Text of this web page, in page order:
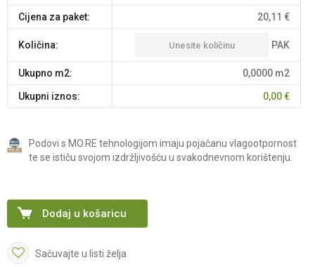
Cijena za paket: 20,11 €
Količina: PAK
Ukupno m2: 0,0000 m2
Ukupni iznos: 0,00€
Podovi s MO.RE tehnologijom imaju pojačanu vlagootpornost
te se ističu svojom izdržljivošću u svakodnevnom korištenju.
Dodaj u košaricu
Sačuvajte u listi želja